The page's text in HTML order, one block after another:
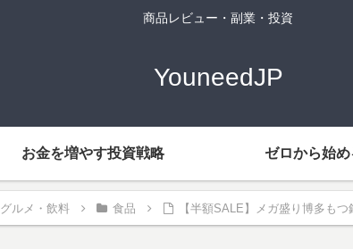
商品レビュー・副業・投資
YouneedJP
お金を増やす投資戦略 ゼロから始
グルメ・飲料 食品 【半額SALE】メガ盛り博多も